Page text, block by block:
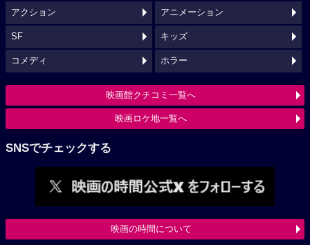
アクション アニメーション
SF キッズ
コメディ ホラー
映画館クチコミ一覧へ
映画ロケ地一覧へ
SNSでチェックする
映画の時間について